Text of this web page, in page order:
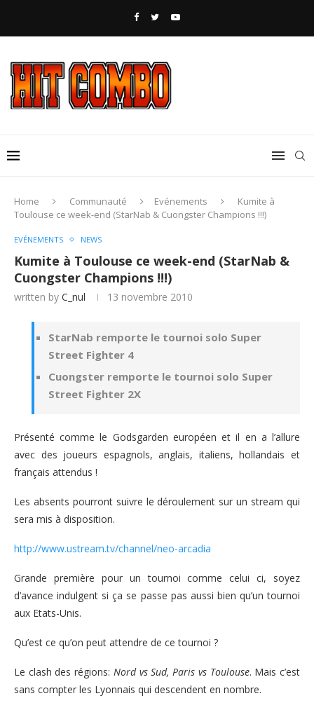
Home Communauté Evénements
Kumite à
Toulouse ce week-end (StarNab & Cuongster Champions !!!)
EVÉNEMENTS NEWS
Kumite à Toulouse ce week-end (StarNab &
Cuongster Champions !!!)
written by C_nul 13 novembre 2010
StarNab remporte le tournoi solo Super
Street Fighter 4
Cuongster remporte le tournoi solo Super
Street Fighter 2X
Présenté comme le Godsgarden européen et il en a l’allure
avec des joueurs espagnols, anglais, italiens, hollandais et
français attendus !
Les absents pourront suivre le déroulement sur un stream qui
sera mis à disposition.
http://www.ustream.tv/channel/neo-arcadia
Grande première pour un tournoi comme celui ci, soyez
d’avance indulgent si ça se passe pas aussi bien qu’un tournoi
aux Etats-Unis.
Qu’est ce qu’on peut attendre de ce tournoi ?
Le clash des régions: Nord vs Sud, Paris vs Toulouse. Mais c’est
sans compter les Lyonnais qui descendent en nombre.